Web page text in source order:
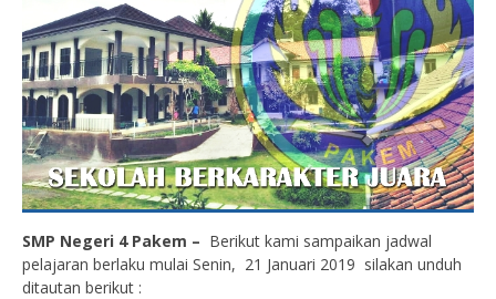
SMP Negeri 4 Pakem – Berikut kami sampaikan jadwal
pelajaran berlaku mulai Senin, 21 Januari 2019 silakan unduh
ditautan berikut :